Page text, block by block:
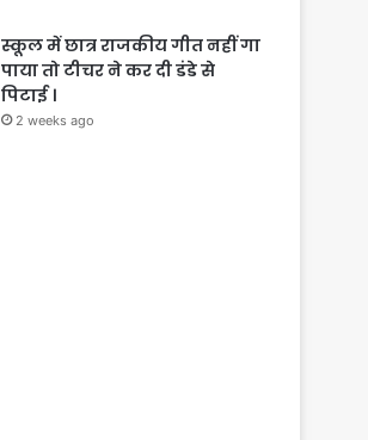
स्कूल में छात्र राजकीय गीत नहीं गा
पाया तो टीचर ने कर दी डंडे से
पिटाई ।
2 weeks ago